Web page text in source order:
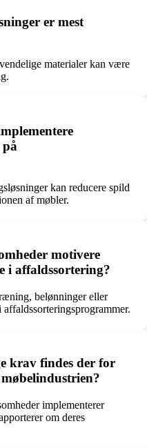
er mest
materialer kan være
kan reducere spild
af møbler.
motivere
i affaldssortering?
belønninger eller
krav findes der for
implementerer
om deres